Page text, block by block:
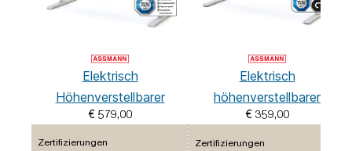
Elektrisch
Höhenverstellbarer
Familien Schreibtisch
Pitino
€ 579,00
Zertifizierungen
Elektrisch
höhenverstellbarer
Schreibtisch Y-Line
€ 359,00
Zertifizierungen